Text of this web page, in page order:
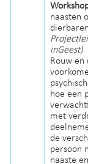
naasten
inGeest)
Rouw en
hoe een
met
de
persoon
naaste